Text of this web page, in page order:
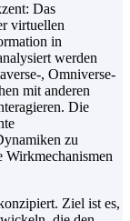
Das
virtuellen
in
werden
, Omniverse-
mit anderen
Die
zu
Wirkmechanismen
Ziel ist es,